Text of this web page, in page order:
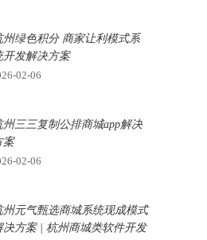
州绿色积分 商家让利模式系
开发解决方案
02-06
州三三复制公排商城app解决
案
02-06
州元气甄选商城系统现成模式
决方案 | 杭州商城类软件开发